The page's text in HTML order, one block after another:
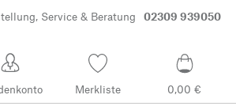
Service & Beratung 02309 939050
Merkliste 0,00 €